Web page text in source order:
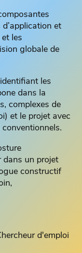
et
les
globale de
les
dans la
complexes de
et le projet avec
dans un projet
constructif
d'emploi